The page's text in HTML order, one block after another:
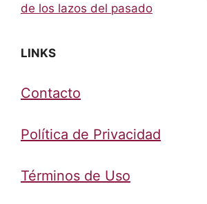
de los lazos del pasado
LINKS
Contacto
Política de Privacidad
Términos de Uso